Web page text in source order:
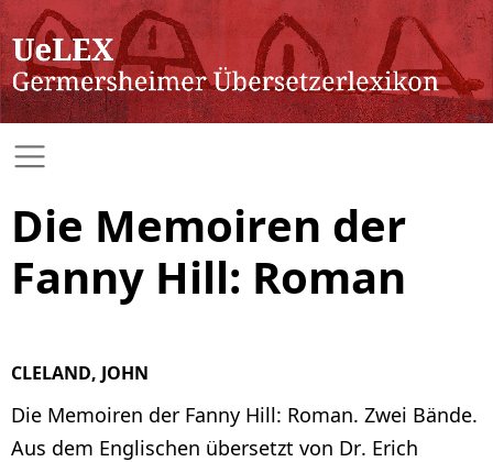
Die Memoiren der
Fanny Hill: Roman
CLELAND, JOHN
Die Memoiren der Fanny Hill: Roman. Zwei Bände.
Aus dem Englischen übersetzt von Dr. Erich